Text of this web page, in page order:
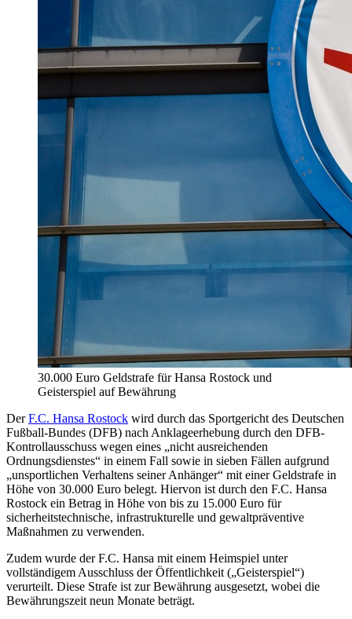
30.000 Euro Geldstrafe für Hansa Rostock und
Geisterspiel auf Bewährung
DerF.C. Hansa Rostock wird durch das Sportgericht des Deutschen
Fußball-Bundes (DFB) nach Anklageerhebung durch den DFB-
Kontrollausschuss wegen eines „nicht ausreichenden
Ordnungsdienstes“ in einem Fall sowie in sieben Fällen aufgrund
„unsportlichen Verhaltens seiner Anhänger“ mit einer Geldstrafe in
Höhe von 30.000 Euro belegt. Hiervon ist durch den F.C. Hansa
Rostock ein Betrag in Höhe von bis zu 15.000 Euro für
sicherheitstechnische, infrastrukturelle und gewaltpräventive
Maßnahmen zu verwenden.
Zudem wurde der F.C. Hansa mit einem Heimspiel unter
vollständigem Ausschluss der Öffentlichkeit („Geisterspiel“)
verurteilt. Diese Strafe ist zur Bewährung ausgesetzt, wobei die
Bewährungszeit neun Monate beträgt.